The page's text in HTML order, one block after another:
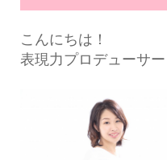
こんにちは！
表現力プロデューサ